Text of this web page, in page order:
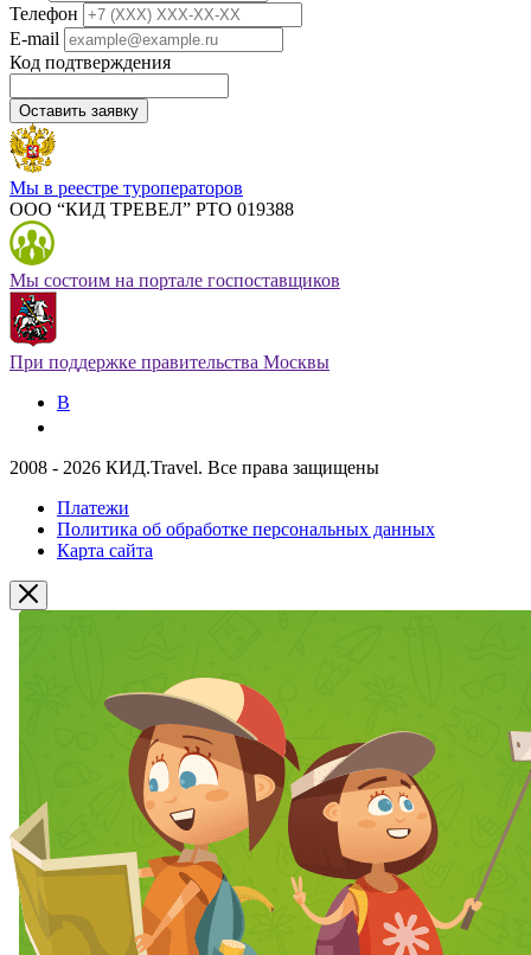
Телефон
E-mail
Код подтверждения
Оставить заявку
Мы в реестре туроператоров
ООО “КИД ТРЕВЕЛ” РТО 019388
Мы состоим на портале госпоставщиков
При поддержке правительства Москвы
В
2008 - 2026 КИД.Travel. Все права защищены
Платежи
Политика об обработке персональных данных
Карта сайта